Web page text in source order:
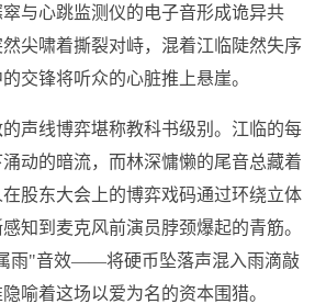
与心跳监测仪的电子音形成诡异共
尖啸着撕裂对峙，混着江临陡然失序
交锋将听众的心脏推上悬崖。
声线博弈堪称教科书级别。江临的每
动的暗流，而林深慵懒的尾音总藏着
股东大会上的博弈戏码通过环绕立体
知到麦克风前演员脖颈爆起的青筋。
雨"音效——将硬币坠落声混入雨滴敲
喻着这场以爱为名的资本围猎。